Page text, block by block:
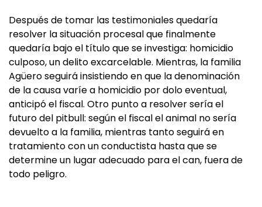
Después de tomar las testimoniales quedaría
resolver la situación procesal que finalmente
quedaría bajo el título que se investiga: homicidio
culposo, un delito excarcelable. Mientras, la familia
Agüero seguirá insistiendo en que la denominación
de la causa varíe a homicidio por dolo eventual,
anticipó el fiscal. Otro punto a resolver sería el
futuro del pitbull: según el fiscal el animal no sería
devuelto a la familia, mientras tanto seguirá en
tratamiento con un conductista hasta que se
determine un lugar adecuado para el can, fuera de
todo peligro.